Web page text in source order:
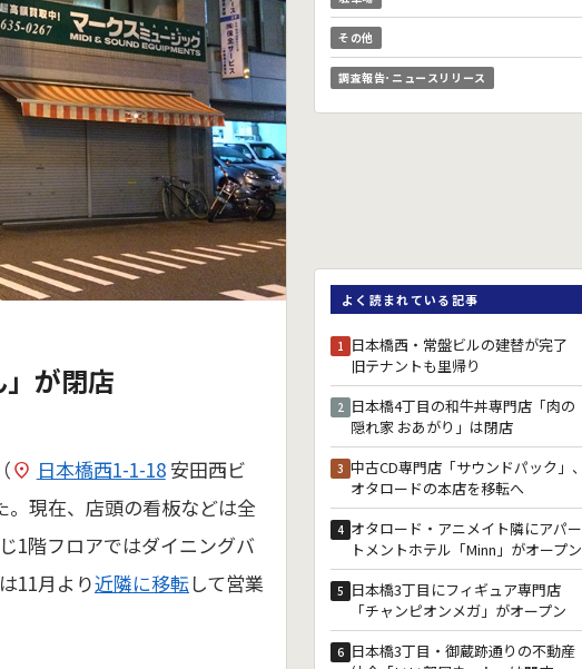
が閉店
日本橋西1-1-18安田西ビ
。現在、店頭の看板などは全
1階フロアではダイニングバ
11月より近隣に移転して営業
その他
調査報告･ニュースリリース
よく読まれている記事
1 日本橋西・常盤ビルの建替が完了
旧テナントも里帰り
2 日本橋4丁目の和牛丼専門店「肉の
隠れ家 おあがり」は閉店
3 中古CD専門店「サウンドパック」、
オタロードの本店を移転へ
4 オタロード・アニメイト隣にアパー
トメントホテル「Minn」がオープン
5 日本橋3丁目にフィギュア専門店
「チャンピオンメガ」がオープン
6 日本橋3丁目・御蔵跡通りの不動産